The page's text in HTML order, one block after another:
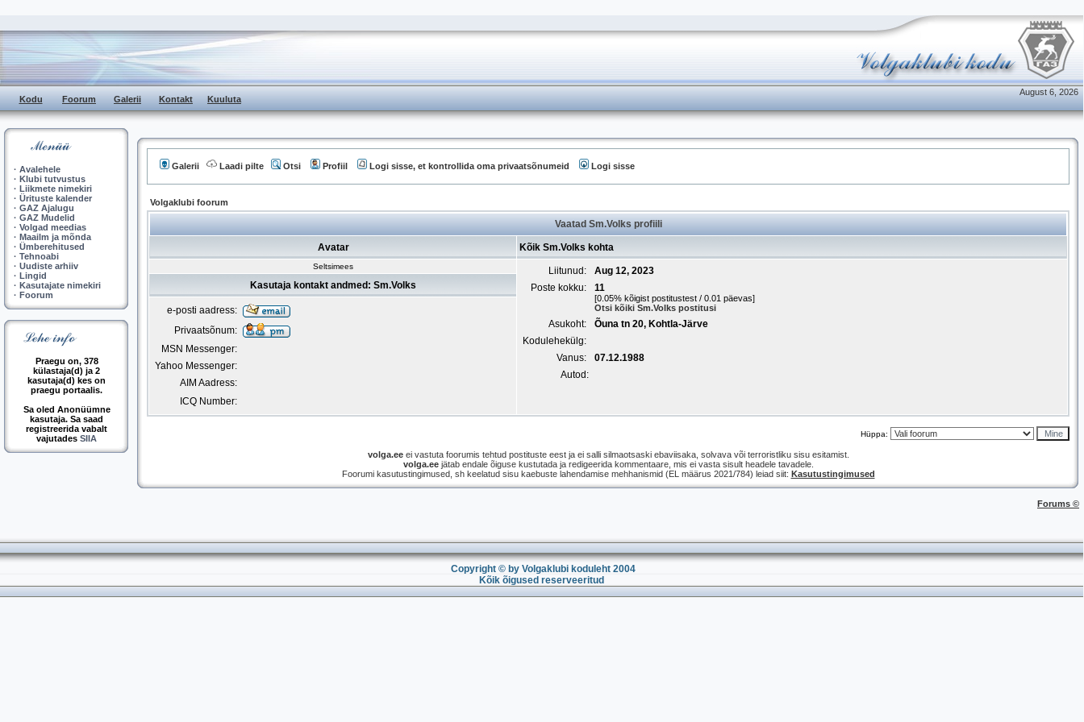
Kodu Foorum Galerii Kontakt Kuuluta
August 6, 2026
· Avalehele
· Klubi tutvustus
· Liikmete nimekiri
· Ürituste kalender
· GAZ Ajalugu
· GAZ Mudelid
· Volgad meedias
· Maailm ja mõnda
· Ümberehitused
· Tehnoabi
· Uudiste arhiiv
· Lingid
· Kasutajate nimekiri
· Foorum
Praegu on, 378
külastaja(d) ja 2
kasutaja(d) kes on
praegu portaalis.
Sa oled Anonüümne
kasutaja. Sa saad
registreerida vabalt
vajutades SIIA
Galerii Laadi pilte Otsi Profiil Logi sisse, et kontrollida oma privaatsõnumeid Logi sisse
Volgaklubi foorum
Vaatad Sm.Volks profiili
Avatar Kõik Sm.Volks kohta
Seltsimees Liitunud:
Aug 12, 2023
Poste kokku:
11
[0.05% kõigist postitustest / 0.01 päevas]
Otsi kõiki Sm.Volks postitusi
Asukoht:
Õuna tn 20, Kohtla-Järve
Kodulehekülg:
Vanus:
07.12.1988
Autod:
Kasutaja kontakt andmed: Sm.Volks
e-posti aadress:
Privaatsõnum:
MSN Messenger:
Yahoo Messenger:
AIM Aadress:
ICQ Number:
Hüppa:
volga.eeei vastuta foorumis tehtud postituste eest ja ei salli silmaotsaski ebaviisaka, solvava või terroristliku sisu esitamist.
volga.eejätab endale õiguse kustutada ja redigeerida kommentaare, mis ei vasta sisult headele tavadele.
Foorumi kasutustingimused, sh keelatud sisu kaebuste lahendamise mehhanismid (EL määrus 2021/784) leiad siit: Kasutustingimused
Forums ©
Copyright © by Volgaklubi koduleht 2004
Kõik õigused reserveeritud